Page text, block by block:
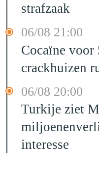
strafzaak
06/08 21:00
Cocaïne voor
crackhuizen
06/08 20:00
Turkije ziet
interesse